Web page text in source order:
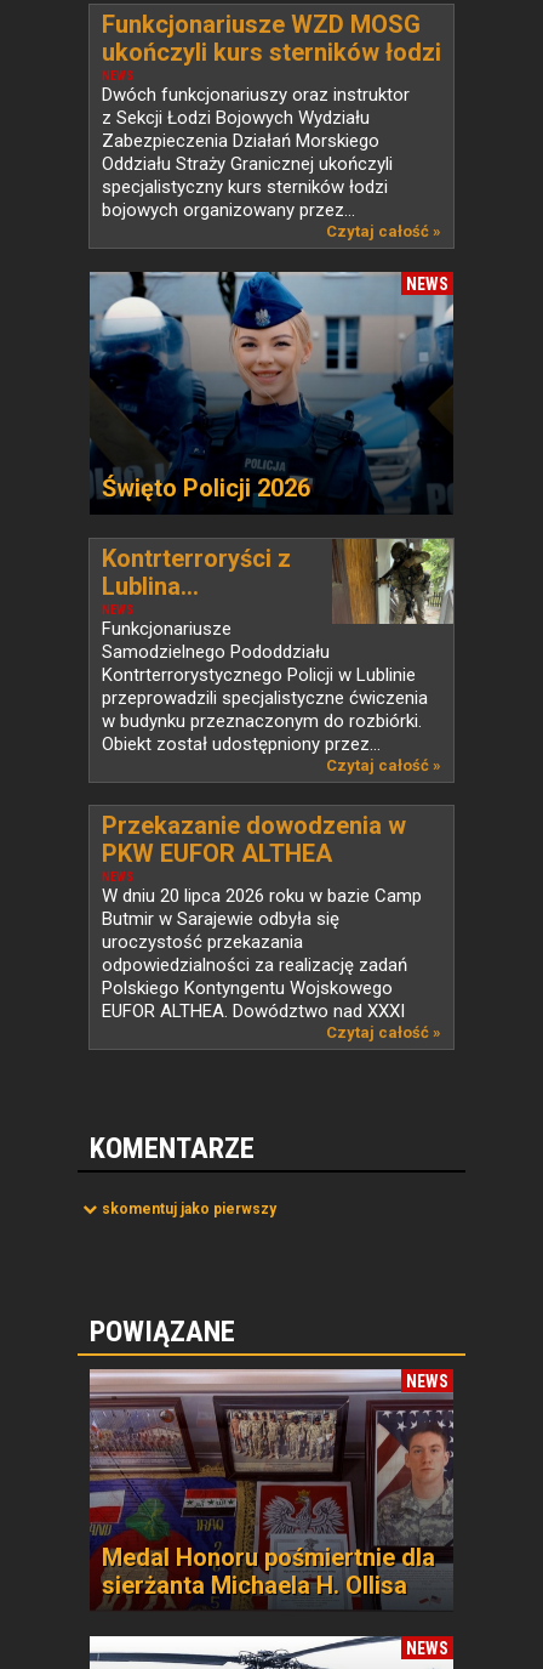
NEWS
Funkcjonariusze WZD MOSG
ukończyli kurs sterników łodzi
bojowych
Dwóch funkcjonariuszy oraz instruktor
z Sekcji Łodzi Bojowych Wydziału
Zabezpieczenia Działań Morskiego
Oddziału Straży Granicznej ukończyli
specjalistyczny kurs sterników łodzi
bojowych organizowany przez...
Czytaj całość »
NEWS
Święto Policji 2026
NEWS
Kontrterroryści z
Lublina...
Funkcjonariusze
Samodzielnego Pododdziału
Kontrterrorystycznego Policji w Lublinie
przeprowadzili specjalistyczne ćwiczenia
w budynku przeznaczonym do rozbiórki.
Obiekt został udostępniony przez...
Czytaj całość »
NEWS
Przekazanie dowodzenia w
PKW EUFOR ALTHEA
W dniu 20 lipca 2026 roku w bazie Camp
Butmir w Sarajewie odbyła się
uroczystość przekazania
odpowiedzialności za realizację zadań
Polskiego Kontyngentu Wojskowego
EUFOR ALTHEA. Dowództwo nad XXXI
Czytaj całość »
KOMENTARZE
skomentuj jako pierwszy
POWIĄZANE
NEWS
Medal Honoru pośmiertnie dla
sierżanta Michaela H. Ollisa
NEWS